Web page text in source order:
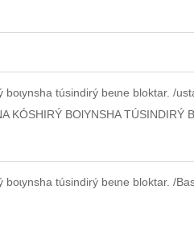
boɩynsha túsindirý beɩne bloktar. /
KÓSHIRÝ BOƖYNSHA TÚSINDIRÝ
boɩynsha túsindirý beɩne bloktar. /